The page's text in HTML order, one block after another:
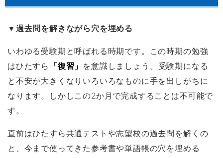
▼過去問を解きながら穴を埋める
いわゆる受験期と呼ばれる時期です。この時期の勉強
はひたすら
「復習」 を意識しましょう。受験期になる
と不安が大きくなりいろいろなものに手を出しがちに
なります。しかしこの2か月で完成することは不可能で
す。
直前はひたすら共通テストや志望校の過去問を解くの
と、今まで使ってきた参考書や単語帳の穴を埋める